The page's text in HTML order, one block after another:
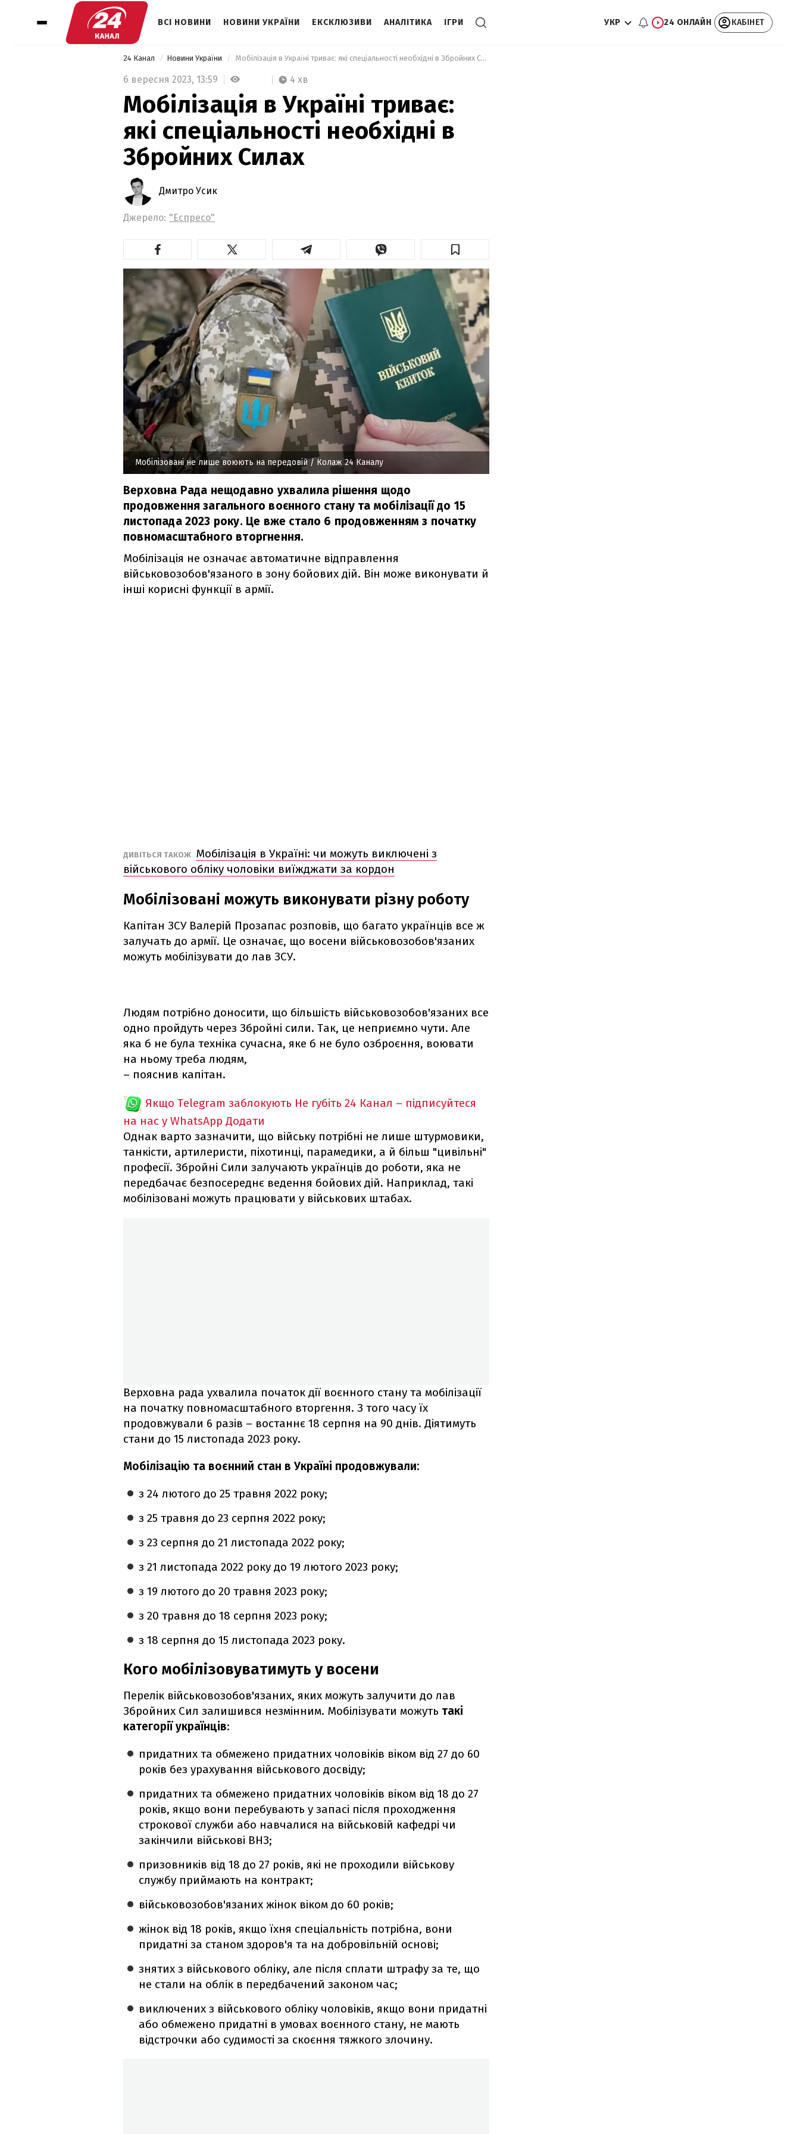
ВСІ НОВИНИ НОВИНИ УКРАЇНИ ЕКСКЛЮЗИВИ АНАЛІТИКА ІГРИ УКР 24 ОНЛАЙН КАБІНЕТ
24 Канал Новини України Мобілізація в Україні триває: які спеціальності необхідні в Збройних Силах
6 вересня 2023, 13:59 4 хв
Мобілізація в Україні триває:
які спеціальності необхідні в
Збройних Силах
Дмитро Усик
Джерело: "Еспресо"
Мобілізовані не лише воюють на передовій/ Колаж 24 Каналу
Верховна Рада нещодавно ухвалила рішення щодо
продовження загального воєнного стану та мобілізації до 15
листопада 2023 року. Це вже стало 6 продовженням з початку
повномасштабного вторгнення.
Мобілізація не означає автоматичне відправлення
військовозобов'язаного в зону бойових дій. Він може виконувати й
інші корисні функції в армії.
ДИВІТЬСЯ ТАКОЖ Мобілізація в Україні: чи можуть виключені з
військового обліку чоловіки виїжджати за кордон
Мобілізовані можуть виконувати різну роботу
Капітан ЗСУ Валерій Прозапас розповів, що багато українців все ж
залучать до армії. Це означає, що восени військовозобов'язаних
можуть мобілізувати до лав ЗСУ.
Людям потрібно доносити, що більшість військовозобов'язаних все
одно пройдуть через Збройні сили. Так, це неприємно чути. Але
яка б не була техніка сучасна, яке б не було озброєння, воювати
на ньому треба людям,
– пояснив капітан.
Якщо Telegram заблокують Не губіть 24 Канал – підписуйтеся
на нас у WhatsApp Додати
Однак варто зазначити, що війську потрібні не лише штурмовики,
танкісти, артилеристи, піхотинці, парамедики, а й більш "цивільні"
професії. Збройні Сили залучають українців до роботи, яка не
передбачає безпосереднє ведення бойових дій. Наприклад, такі
мобілізовані можуть працювати у військових штабах.
Верховна рада ухвалила початок дії воєнного стану та мобілізації
на початку повномасштабного вторгення. З того часу їх
продовжували 6 разів – востаннє 18 серпня на 90 днів. Діятимуть
стани до 15 листопада 2023 року.
Мобілізацію та воєнний стан в Україні продовжували:
з 24 лютого до 25 травня 2022 року;
з 25 травня до 23 серпня 2022 року;
з 23 серпня до 21 листопада 2022 року;
з 21 листопада 2022 року до 19 лютого 2023 року;
з 19 лютого до 20 травня 2023 року;
з 20 травня до 18 серпня 2023 року;
з 18 серпня до 15 листопада 2023 року.
Кого мобілізовуватимуть у восени
Перелік військовозобов'язаних, яких можуть залучити до лав
Збройних Сил залишився незмінним. Мобілізувати можуть такі
категорії українців:
придатних та обмежено придатних чоловіків віком від 27 до 60
років без урахування військового досвіду;
придатних та обмежено придатних чоловіків віком від 18 до 27
років, якщо вони перебувають у запасі після проходження
строкової служби або навчалися на військовій кафедрі чи
закінчили військові ВНЗ;
призовників від 18 до 27 років, які не проходили військову
службу приймають на контракт;
військовозобов'язаних жінок віком до 60 років;
жінок від 18 років, якщо їхня спеціальність потрібна, вони
придатні за станом здоров'я та на добровільній основі;
знятих з військового обліку, але після сплати штрафу за те, що
не стали на облік в передбачений законом час;
виключених з військового обліку чоловіків, якщо вони придатні
або обмежено придатні в умовах воєнного стану, не мають
відстрочки або судимості за скоєння тяжкого злочину.